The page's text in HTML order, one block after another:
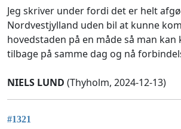
Jeg skriver under fordi det er helt
Nordvestjylland uden bil at kunne
hovedstaden på en måde så man
tilbage på samme dag og nå
NIELS LUND (Thyholm, 2024-12-13)
#1321